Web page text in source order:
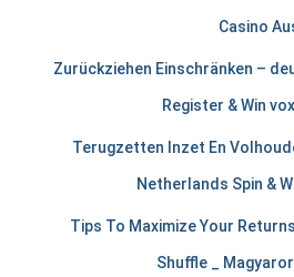
Casino
Zurückziehen Einschränken –
Register & Win
Terugzetten Inzet En
Netherlands Spin &
Tips To Maximize Your
Shuffle _